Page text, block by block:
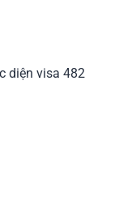
diện visa 482